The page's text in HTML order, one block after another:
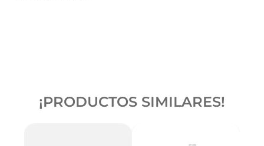
¡PRODUCTOS SIMILARES!